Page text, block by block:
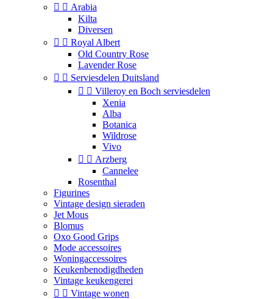
  Arabia
Kilta
Diversen
  Royal Albert
Old Country Rose
Lavender Rose
  Serviesdelen Duitsland
  Villeroy en Boch serviesdelen
Xenia
Alba
Botanica
Wildrose
Vivo
  Arzberg
Cannelee
Rosenthal
Figurines
Vintage design sieraden
Jet Mous
Blomus
Oxo Good Grips
Mode accessoires
Woningaccessoires
Keukenbenodigdheden
Vintage keukengerei
  Vintage wonen